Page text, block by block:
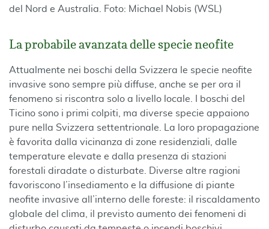
del Nord e Australia. Foto: Michael Nobis (WSL)
La probabile avanzata delle specie neofite
Attualmente nei boschi della Svizzera le specie neofite
invasive sono sempre più diffuse, anche se per ora il
fenomeno si riscontra solo a livello locale. I boschi del
Ticino sono i primi colpiti, ma diverse specie appaiono
pure nella Svizzera settentrionale. La loro propagazione
è favorita dalla vicinanza di zone residenziali, dalle
temperature elevate e dalla presenza di stazioni
forestali diradate o disturbate. Diverse altre ragioni
favoriscono l’insediamento e la diffusione di piante
neofite invasive all’interno delle foreste: il riscaldamento
globale del clima, il previsto aumento dei fenomeni di